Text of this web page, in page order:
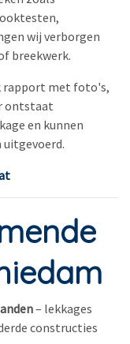
wij verborgen
breekwerk.
rapport met foto's,
ontstaat
en kunnen
– lekkages
constructies